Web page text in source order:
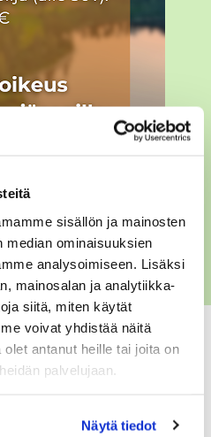
sisällön ja mainosten
median ominaisuuksien
analysoimiseen. Lisäksi
mainosalan ja analytiikka-
siitä, miten käytät
voivat yhdistää näitä
antanut heille tai joita on
palvelujaan.
Näytä tiedot